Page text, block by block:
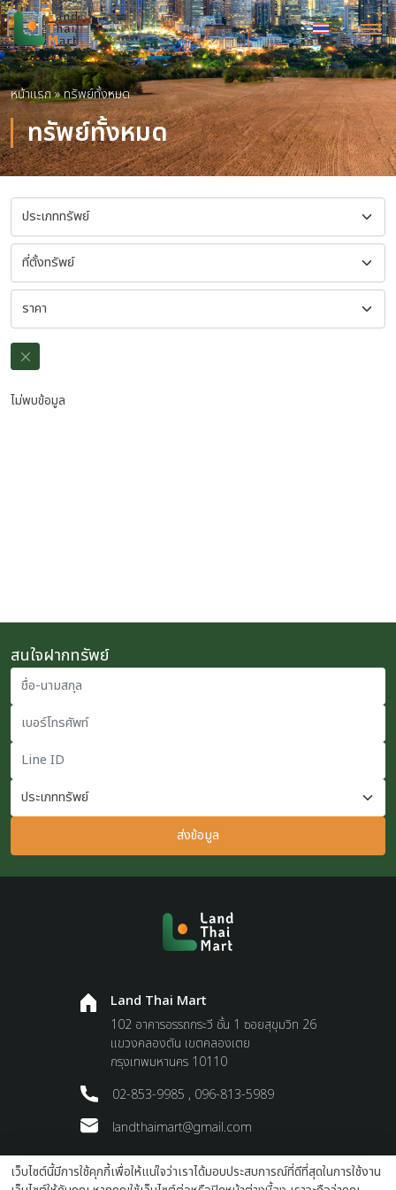
หน้าแรก»ทรัพย์ทั้งหมด
ทรัพย์ทั้งหมด
ไม่พบข้อมูล
สนใจฝากทรัพย์
ชื่อ-นามสกุล
เบอร์โทรศัพท์
Line ID
ส่งข้อมูล
Land Thai Mart
102 อาคารอรรถกระวี ชั้น 1 ซอยสุขุมวิท 26
แขวงคลองตัน เขตคลองเตย
กรุงเทพมหานคร 10110
02-853-9985 , 096-813-5989
landthaimart@gmail.com
เว็บไซต์นี้มีการใช้คุกกี้เพื่อให้แน่ใจว่าเราได้มอบประสบการณ์ที่ดีที่สุดในการใช้งาน